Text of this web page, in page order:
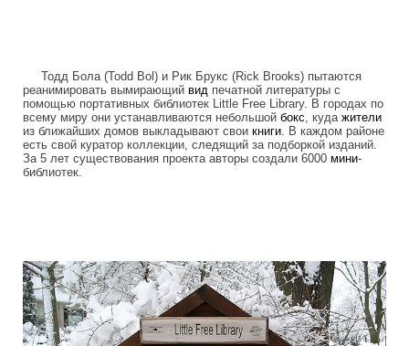
Тодд Бола (Todd Bol) и Рик Брукс (Rick Brooks) пытаются
реанимировать вымирающий вид печатной литературы с
помощью портативных библиотек Little Free Library. В городах по
всему миру они устанавливаются небольшой бокс , куда жители
из ближайших домов выкладывают свои книги . В каждом районе
есть свой куратор коллекции, следящий за подборкой изданий.
За 5 лет существования проекта авторы создали 6000 мини-
библиотек.